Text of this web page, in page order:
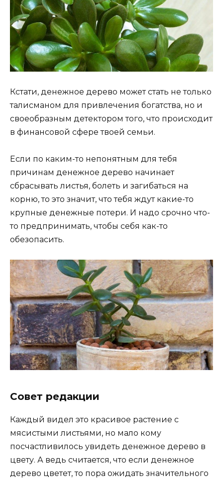
Кстати, денежное дерево может стать не только
талисманом для привлечения богатства, но и
своеобразным детектором того, что происходит
в финансовой сфере твоей семьи.
Если по каким-то непонятным для тебя
причинам денежное дерево начинает
сбрасывать листья, болеть и загибаться на
корню, то это значит, что тебя ждут какие-то
крупные денежные потери. И надо срочно что-
то предпринимать, чтобы себя как-то
обезопасить.
Совет редакции
Каждый видел это красивое растение с
мясистыми листьями, но мало кому
посчастливилось увидеть денежное дерево в
цвету. А ведь считается, что если денежное
дерево цветет, то пора ожидать значительного